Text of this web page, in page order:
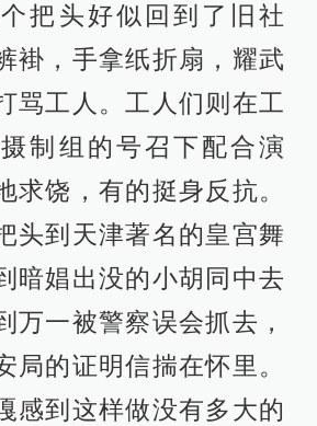
把头好似回到了旧社
褂，手拿纸折扇，耀武
骂工人。工人们则在工
制组的号召下配合演
求饶，有的挺身反抗。
头到天津著名的皇宫舞
暗娼出没的小胡同中去
万一被警察误会抓去，
局的证明信揣在怀里。
感到这样做没有多大的